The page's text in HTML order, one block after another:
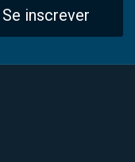
Se inscrever